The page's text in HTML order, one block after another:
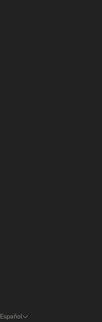
Español